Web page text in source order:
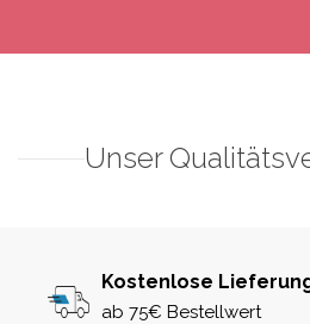
Unser
Kostenlose
ab 75€ Bestellwert